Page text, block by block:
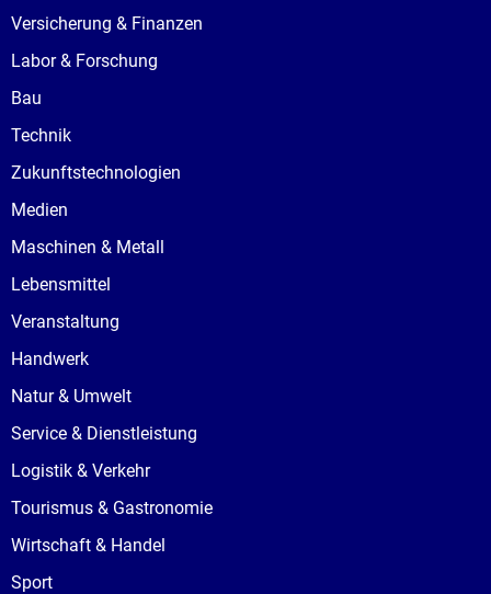
Versicherung & Finanzen
Labor & Forschung
Bau
Technik
Zukunftstechnologien
Medien
Maschinen & Metall
Lebensmittel
Veranstaltung
Handwerk
Natur & Umwelt
Service & Dienstleistung
Logistik & Verkehr
Tourismus & Gastronomie
Wirtschaft & Handel
Sport